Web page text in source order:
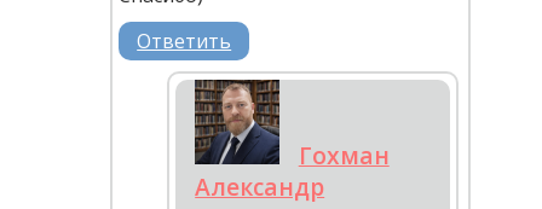
Ответить
Гохман
Александр